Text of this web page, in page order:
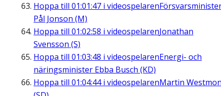
Hoppa till 01:01:47 i videospelaren
Pål Jonson (M)
Hoppa till 01:02:58 i videospelarenJonathan
Svensson (S)
Hoppa till 01:03:48 i videospelarenEnergi- och
näringsminister Ebba Busch (KD)
Hoppa till 01:04:44i videospelarenMartin